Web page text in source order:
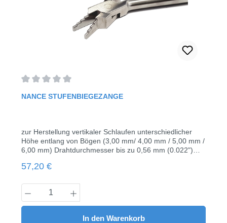
NANCE STUFENBIEGEZANGE
zur Herstellung vertikaler Schlaufen unterschiedlicher
Höhe entlang von Bögen (3,00 mm/ 4,00 mm / 5,00 mm /
6,00 mm) Drahtdurchmesser bis zu 0,56 mm (0.022")
Stahl sterilisierbarLänge: 12,5 cm1 Stück
Regulärer Preis:
57,20 €
Produkt Anzahl: Gib den gewünschten
In den Warenkorb